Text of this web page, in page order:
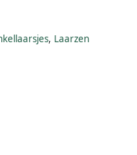
, Laarzen